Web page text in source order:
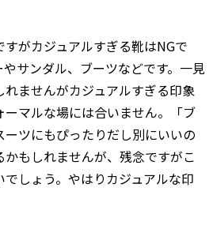
がカジュアルすぎる靴はNGで
サンダル、ブーツなどです。一見
ませんがカジュアルすぎる印象
マルな場には合いません。「ブ
ツにもぴったりだし別にいいの
もしれませんが、残念ですがこ
しょう。やはりカジュアルな印